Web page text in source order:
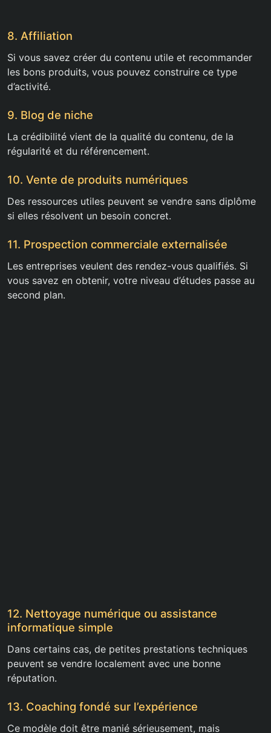
8. Affiliation
Si vous savez créer du contenu utile et recommander
les bons produits, vous pouvez construire ce type
d’activité.
9. Blog de niche
La crédibilité vient de la qualité du contenu, de la
régularité et du référencement.
10. Vente de produits numériques
Des ressources utiles peuvent se vendre sans diplôme
si elles résolvent un besoin concret.
11. Prospection commerciale externalisée
Les entreprises veulent des rendez-vous qualifiés. Si
vous savez en obtenir, votre niveau d’études passe au
second plan.
12. Nettoyage numérique ou assistance
informatique simple
Dans certains cas, de petites prestations techniques
peuvent se vendre localement avec une bonne
réputation.
13. Coaching fondé sur l’expérience
Ce modèle doit être manié sérieusement, mais